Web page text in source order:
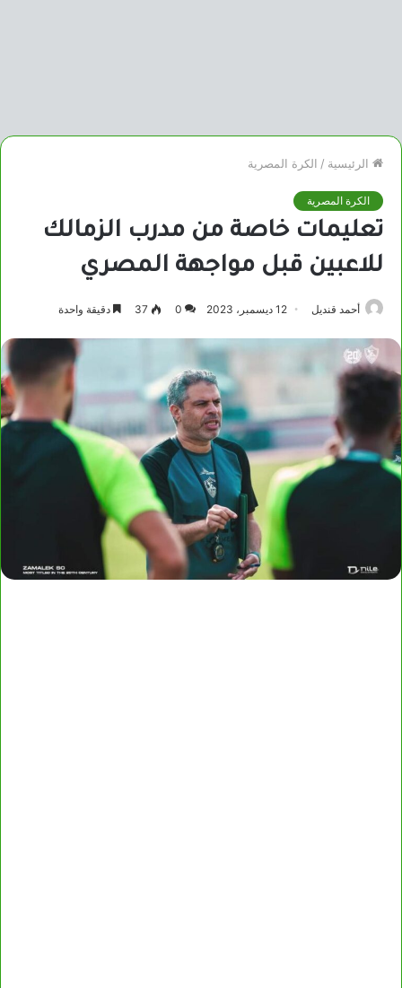
الرئيسية / الكرة المصرية
الكرة المصرية
تعليمات خاصة من مدرب الزمالك
للاعبين قبل مواجهة المصري
أحمد قنديل 12 ديسمبر، 2023 0
37 دقيقة واحدة